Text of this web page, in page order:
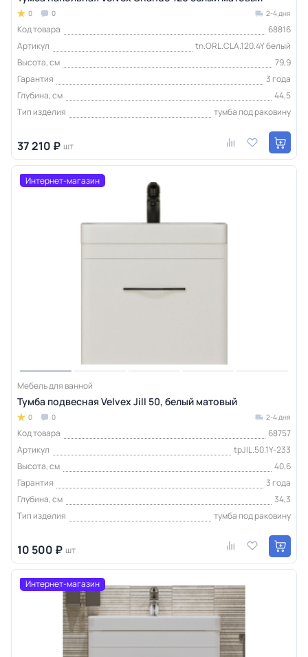
0 0 2-4 дня
Код товара
68816
Артикул
tn.ORL.CLA.120.4Y белый
Высота, см
79,9
Гарантия
3 года
Глубина, см
44,5
Тип изделия
тумба под раковину
37 210 ₽ шт
Интернет-магазин
Мебель для ванной
Тумба подвесная Velvex Jill 50, белый матовый
0 0 2-4 дня
Код товара
68757
Артикул
tpJIL.50.1Y-233
Высота, см
40,6
Гарантия
3 года
Глубина, см
34,3
Тип изделия
тумба под раковину
10 500 ₽ шт
Интернет-магазин